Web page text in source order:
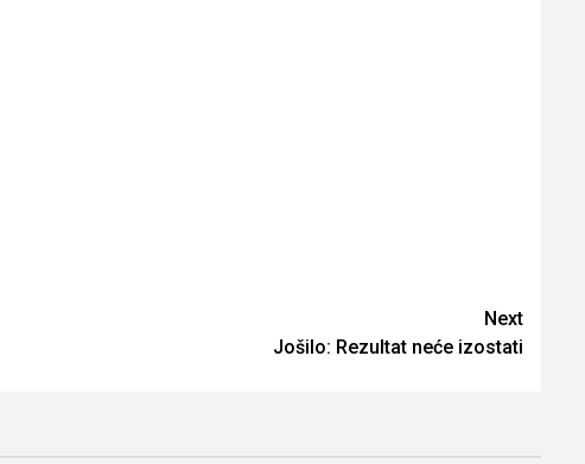
Next
Jošilo: Rezultat neće izostati